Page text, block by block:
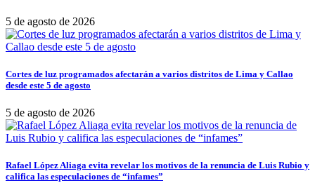
5 de agosto de 2026
Cortes de luz programados afectarán a varios distritos de Lima y Callao
desde este 5 de agosto
5 de agosto de 2026
Rafael López Aliaga evita revelar los motivos de la renuncia de Luis Rubio y
califica las especulaciones de “infames”